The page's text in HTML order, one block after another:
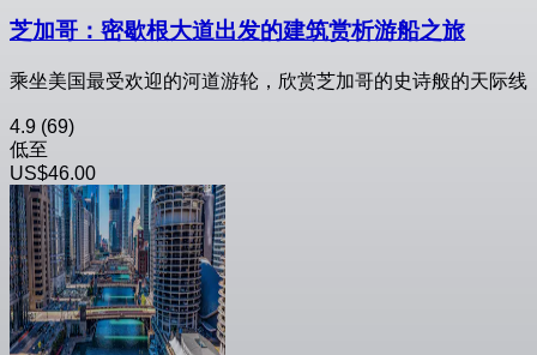
芝加哥：密歇根大道出发的建筑赏析游船之旅
乘坐美国最受欢迎的河道游轮，欣赏芝加哥的史诗般的天际线
4.9 (69)
低至
US$46.00